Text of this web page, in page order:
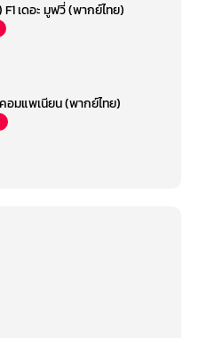
เดอะ มูฟวี่ (พากย์ไทย)
อมแพเนียน (พากย์ไทย)